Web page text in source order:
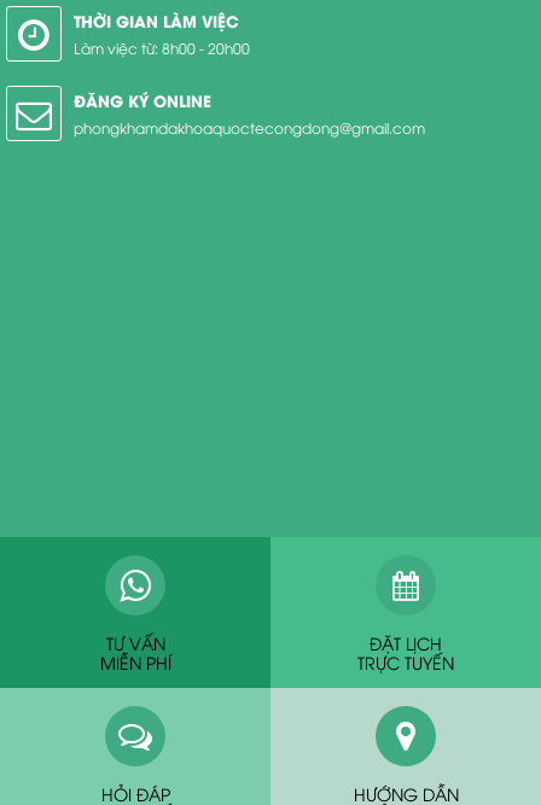
THỜI GIAN LÀM VIỆC
Làm việc từ: 8h00 - 20h00
ĐĂNG KÝ ONLINE
phongkhamdakhoaquoctecongdong@gmail.com
TƯ VẤN
MIỄN PHÍ
ĐẶT LỊCH
TRỰC TUYẾN
HỎI ĐÁP
HƯỚNG DẪN